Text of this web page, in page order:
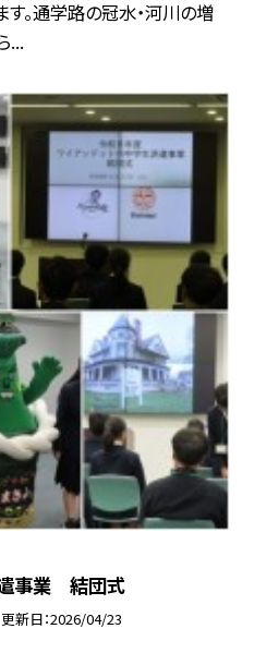
す。通学路の冠水・河川の増
...
遣事業 結団式
更新日 2026/04/23